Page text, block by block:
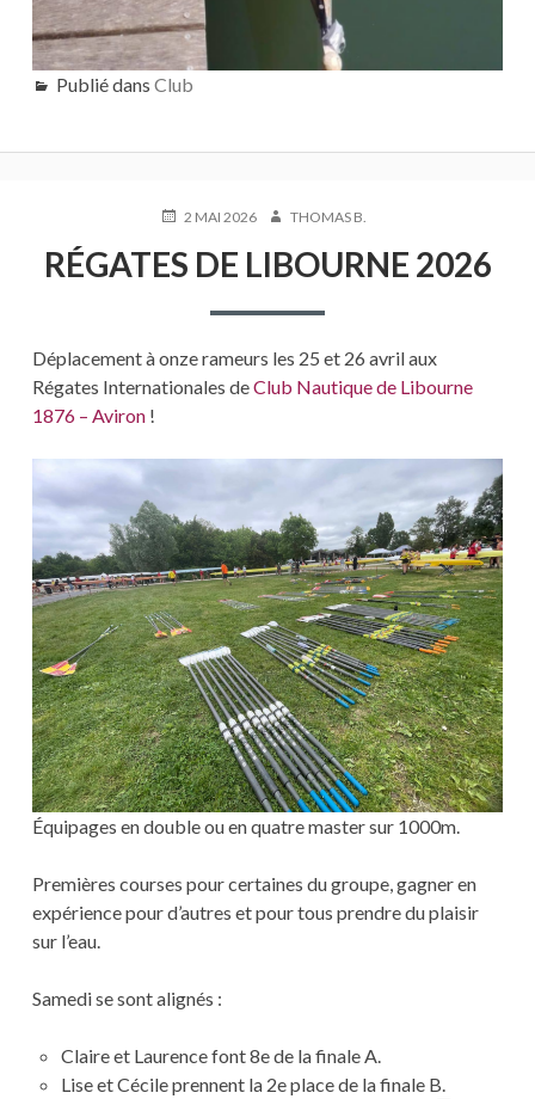
Publié dans Club
PUBLIÉ2 MAI 2026 AUTEUR
THOMAS B.
RÉGATES DE LIBOURNE 2026
Déplacement à onze rameurs les 25 et 26 avril aux
Régates Internationales deClub Nautique de Libourne
1876 – Aviron!
Équipages en double ou en quatre master sur 1000m.
Premières courses pour certaines du groupe, gagner en
expérience pour d’autres et pour tous prendre du plaisir
sur l’eau.
Samedi se sont alignés :
Claire et Laurence font 8e de la finale A.
Lise et Cécile prennent la 2e place de la finale B.